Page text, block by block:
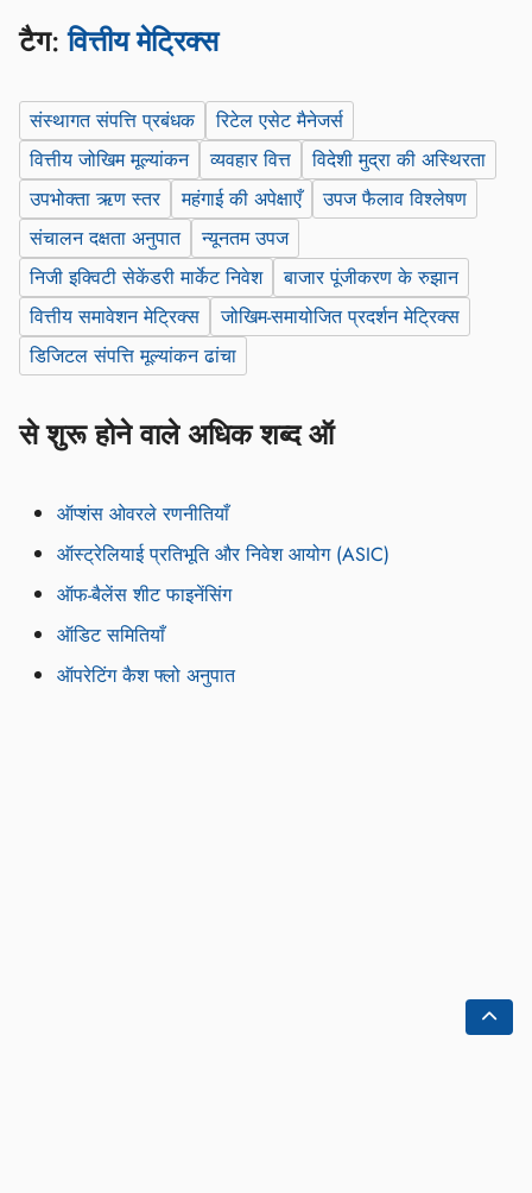
टैग:वित्तीय मेट्रिक्स
संस्थागत संपत्ति प्रबंधक
रिटेल एसेट मैनेजर्स
वित्तीय जोखिम मूल्यांकन
व्यवहार वित्त
विदेशी मुद्रा की अस्थिरता
उपभोक्ता ऋण स्तर
महंगाई की अपेक्षाएँ
उपज फैलाव विश्लेषण
संचालन दक्षता अनुपात
न्यूनतम उपज
निजी इक्विटी सेकेंडरी मार्केट निवेश
बाजार पूंजीकरण के रुझान
वित्तीय समावेशन मेट्रिक्स
जोखिम-समायोजित प्रदर्शन मेट्रिक्स
डिजिटल संपत्ति मूल्यांकन ढांचा
से शुरू होने वाले अधिक शब्द ऑ
ऑप्शंस ओवरले रणनीतियाँ
ऑस्ट्रेलियाई प्रतिभूति और निवेश आयोग (ASIC)
ऑफ-बैलेंस शीट फाइनेंसिंग
ऑडिट समितियाँ
ऑपरेटिंग कैश फ्लो अनुपात